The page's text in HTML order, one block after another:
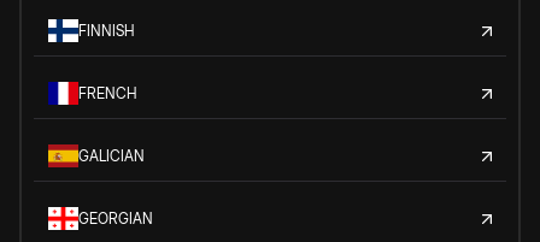
FINNISH
FRENCH
GALICIAN
GEORGIAN